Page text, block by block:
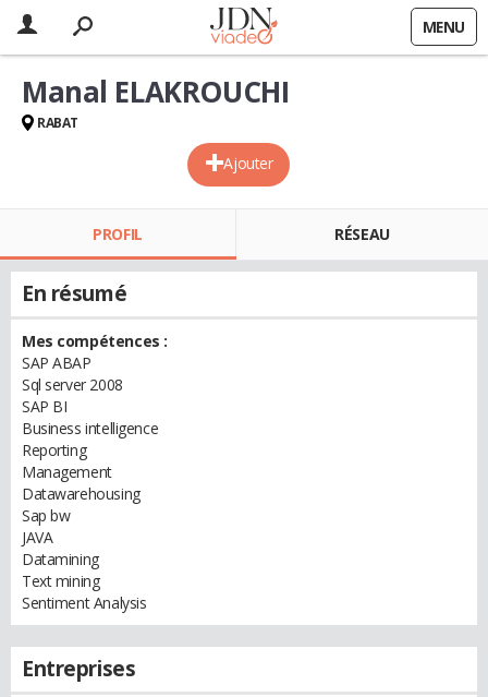
MENU
Ajouter
Manal ELAKROUCHI
RABAT
PROFIL RÉSEAU
En résumé
Mes compétences :
SAP ABAP
Sql server 2008
SAP BI
Business intelligence
Reporting
Management
Datawarehousing
Sap bw
JAVA
Datamining
Text mining
Sentiment Analysis
Entreprises